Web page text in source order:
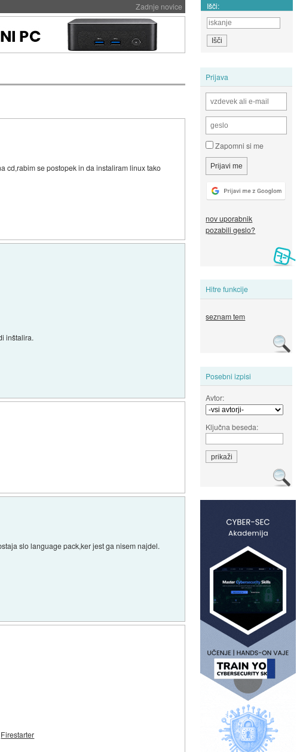
Zadnje novice Išči:
Prijava
Zapomni si me
nov uporabnik
pozabili geslo?
Hitre funkcije
seznam tem
Posebni izpisi
Avtor:
Ključna beseda:
cd,rabim se postopek in da instaliram linux tako
inštalira.
slo language pack,ker jest ga nisem najdel.
Firestarter